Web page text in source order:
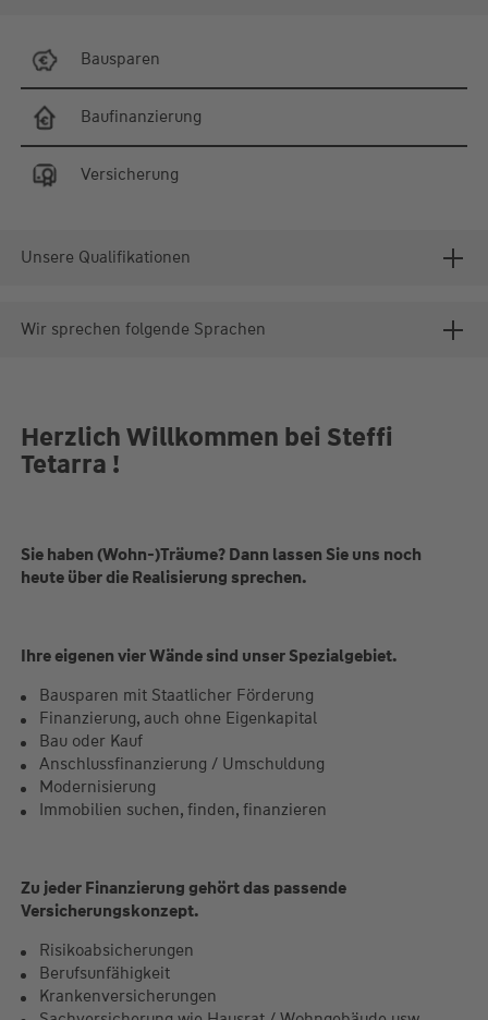
Bausparen
Baufinanzierung
Versicherung
Unsere Qualifikationen
Wir sprechen folgende Sprachen
Herzlich Willkommen bei Steffi
Tetarra !
Sie haben (Wohn-)Träume? Dann lassen Sie uns noch
heute über die Realisierung sprechen.
Ihre eigenen vier Wände sind unser Spezialgebiet.
Bausparen mit Staatlicher Förderung
Finanzierung, auch ohne Eigenkapital
Bau oder Kauf
Anschlussfinanzierung / Umschuldung
Modernisierung
Immobilien suchen, finden, finanzieren
Zu jeder Finanzierung gehört das passende
Versicherungskonzept.
Risikoabsicherungen
Berufsunfähigkeit
Krankenversicherungen